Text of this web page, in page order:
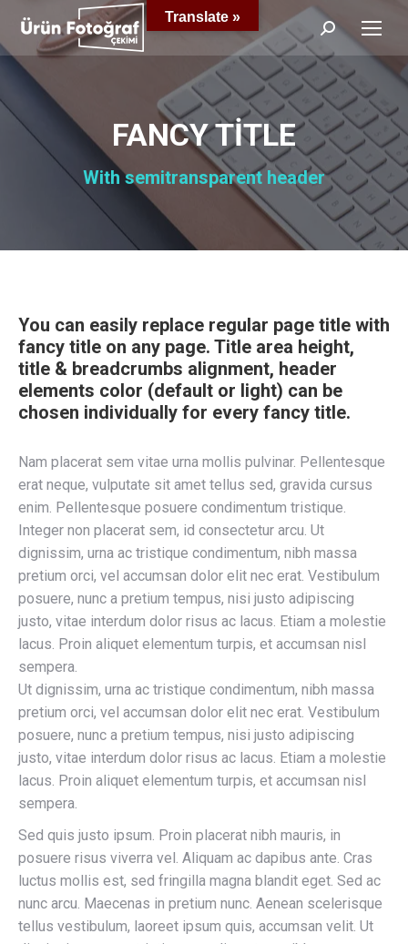
Search:
FANCY TITLE
With semitransparent header
You can easily replace regular page title with
fancy title on any page. Title area height,
title & breadcrumbs alignment, header
elements color (default or light) can be
chosen individually for every fancy title.
Nam placerat sem vitae urna mollis pulvinar. Pellentesque
erat neque, vulputate sit amet tellus sed, gravida cursus
enim. Pellentesque posuere condimentum tristique.
Integer non placerat sem, id consectetur arcu. Ut
dignissim, urna ac tristique condimentum, nibh massa
pretium orci, vel accumsan dolor elit nec erat. Vestibulum
posuere, nunc a pretium tempus, nisi justo adipiscing
justo, vitae interdum dolor risus ac lacus. Etiam a molestie
lacus. Proin aliquet elementum turpis, et accumsan nisl
sempera.
Ut dignissim, urna ac tristique condimentum, nibh massa
pretium orci, vel accumsan dolor elit nec erat. Vestibulum
posuere, nunc a pretium tempus, nisi justo adipiscing
justo, vitae interdum dolor risus ac lacus. Etiam a molestie
lacus. Proin aliquet elementum turpis, et accumsan nisl
sempera.
Sed quis justo ipsum. Proin placerat nibh mauris, in
posuere risus viverra vel. Aliquam ac dapibus ante. Cras
luctus mollis est, sed fringilla magna blandit eget. Sed ac
nunc arcu. Maecenas in pretium nunc. Aenean scelerisque
tellus vestibulum, laoreet ipsum quis, accumsan velit. Ut
Translate »